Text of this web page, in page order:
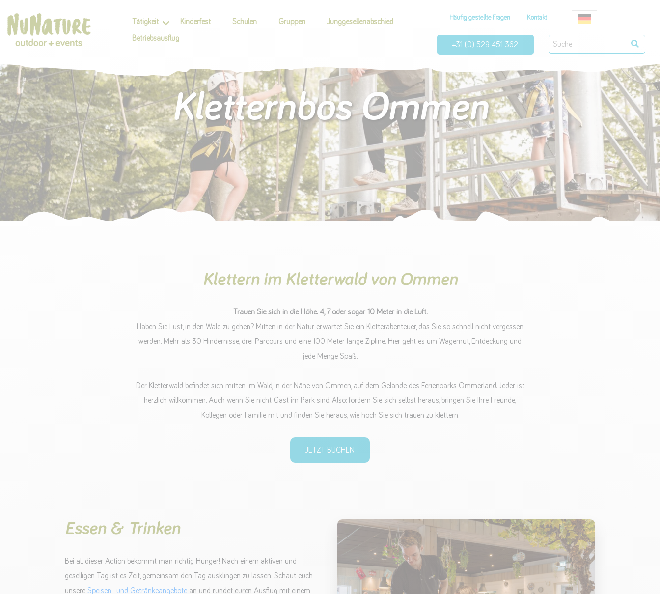
Tätigkeit Kinderfest Schulen Gruppen Junggesellenabschied
Betriebsausflug
Häufig gestellte Fragen Kontakt
+31 (0) 529 451 362
Kletternbos Ommen
Klettern im Kletterwald von Ommen
Trauen Sie sich in die Höhe. 4, 7 oder sogar 10 Meter in die Luft.
Haben Sie Lust, in den Wald zu gehen? Mitten in der Natur erwartet Sie ein Kletterabenteuer, das Sie so schnell nicht vergessen
werden. Mehr als 30 Hindernisse, drei Parcours und eine 100 Meter lange Zipline. Hier geht es um Wagemut, Entdeckung und
jede Menge Spaß.
Der Kletterwald befindet sich mitten im Wald, in der Nähe von Ommen, auf dem Gelände des Ferienparks Ommerland. Jeder ist
herzlich willkommen. Auch wenn Sie nicht Gast im Park sind. Also: fordern Sie sich selbst heraus, bringen Sie Ihre Freunde,
Kollegen oder Familie mit und finden Sie heraus, wie hoch Sie sich trauen zu klettern.
JETZT BUCHEN
Essen & Trinken
Bei all dieser Action bekommt man richtig Hunger! Nach einem aktiven und
geselligen Tag ist es Zeit, gemeinsam den Tag ausklingen zu lassen. Schaut euch
unsere Speisen- und Getränkeangebote an und rundet euren Ausflug mit einem